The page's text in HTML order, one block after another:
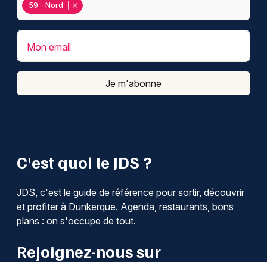
C'est quoi le JDS ?
JDS, c'est le guide de référence pour sortir, découvrir
et profiter à Dunkerque. Agenda, restaurants, bons
plans : on s'occupe de tout.
Rejoignez-nous sur
59 - Nord
Mon email
Je m'abonne